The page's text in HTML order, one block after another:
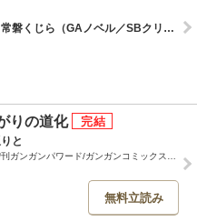
常磐くじら（GAノベル／SBクリエイティブ刊）
りの道化
と
青年マンガ、月刊少年ガンガン増刊ガンガンパワード/ガンガンコミックスJOKER
無料立読み